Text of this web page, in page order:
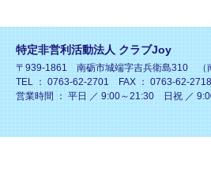
特定非営利活動法人 クラブJoy
〒939-1861 南砺市城端字吉兵衛島310 （
TEL ： 0763-62-2701 FAX ： 0763-62-2718
営業時間 ： 平日 ／ 9:00～21:30 日祝 ／